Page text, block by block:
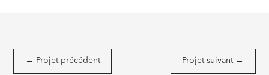
← Projet précédent Projet suivant→